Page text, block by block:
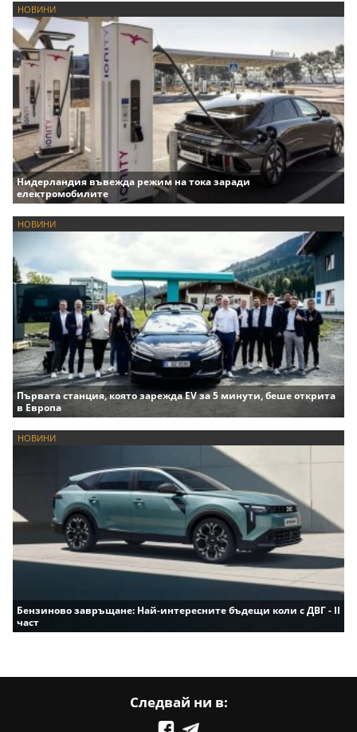
НОВИНИ
Нидерландия въвежда режим на тока заради
електромобилите
НОВИНИ
Първата станция, която зарежда EV за 5 минути, беше открита
в Европа
НОВИНИ
Бензиново завръщане: Най-интересните бъдещи коли с ДВГ - II
част
Следвай ни в: